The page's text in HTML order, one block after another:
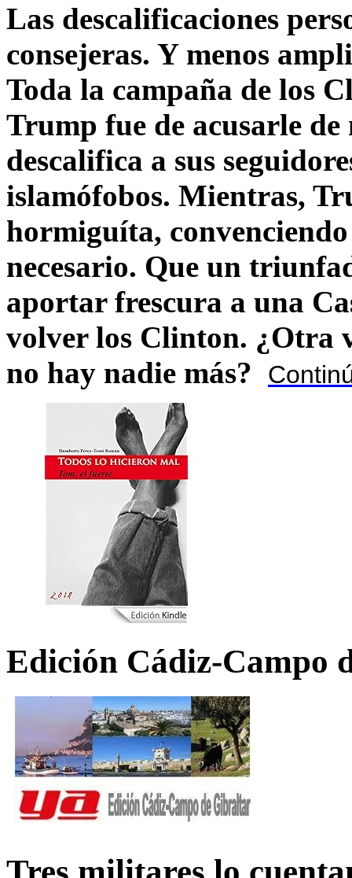
Las descalificaciones
consejeras. Y menos
Toda la campaña de los
Trump fue de acusarle
descalifica a sus
islamófobos. Mientras,
hormiguíta,
necesario. Que un
aportar frescura a una
volver los Clinton. ¿Otra
no hay nadie más?
Edición Cádiz-Campo